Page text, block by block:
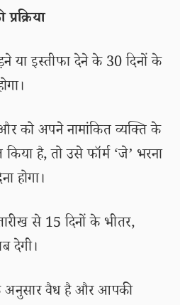
या इस्तीफा देने के 30 दिनों के
को अपने नामांकित व्यक्ति के
है, तो उसे फॉर्म ‘जे’ भरना
होगा।
से 15 दिनों के भीतर,
देगी।
वैध है और आपकी